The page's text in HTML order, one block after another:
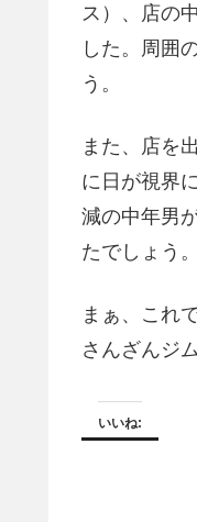
ス）、店の
した。周囲
う。
また、店を
に日が視界
減の中年男
たでしょう。
まぁ、これ
さんざんジ
いいね: